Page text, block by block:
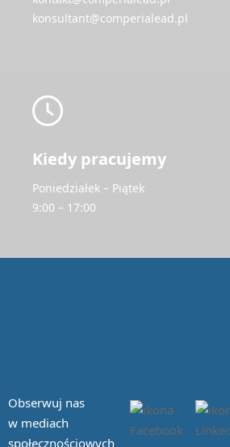
konsultant@comperialead.pl
Kiedy pracujemy
Poniedziałek – Piątek
9:00 – 17:00
Obserwuj nas
w mediach
społecznościowych